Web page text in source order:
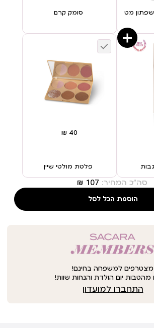
מט
סומק קרם
פלטת מולטי שיין
סה"כ המחיר:
הוספת הכל לסל
מצטרפים למשפחה בחינם!
מהטבות יום הולדת והנחות שוות!
התחברו למועדון